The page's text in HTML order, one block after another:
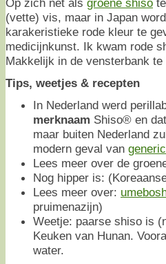
(vette) vis, maar in Japan
karakeristieke rode kleur te
medicijnkunst. Ik kwam rode
Makkelijk in de vensterbank
Tips, weetjes & recepten
In Nederland werd
merknaam Shiso® en
maar buiten Nederland
modern geval van
Lees meer over de
Nog hipper is:
Lees meer over:
pruimenazijn)
Weetje: paarse shiso is
Keuken van Hunan.
water.